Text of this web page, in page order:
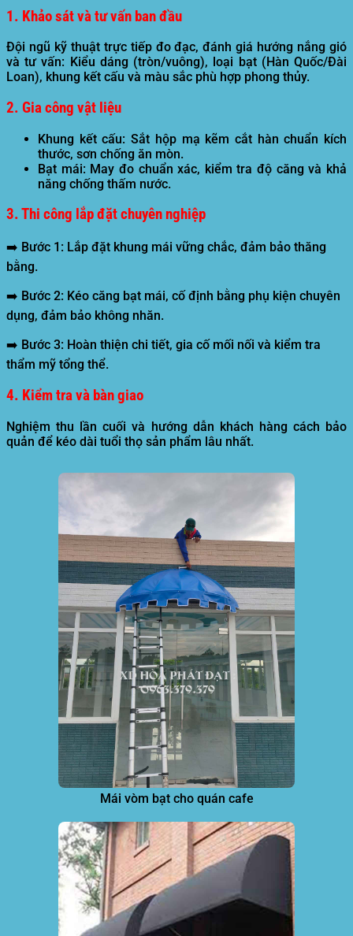
1. Khảo sát và tư vấn ban đầu
Đội ngũ kỹ thuật trực tiếp đo đạc, đánh giá hướng nắng gió
và tư vấn: Kiểu dáng (tròn/vuông), loại bạt (Hàn Quốc/Đài
Loan), khung kết cấu và màu sắc phù hợp phong thủy.
2. Gia công vật liệu
Khung kết cấu: Sắt hộp mạ kẽm cắt hàn chuẩn kích
thước, sơn chống ăn mòn.
Bạt mái: May đo chuẩn xác, kiểm tra độ căng và khả
năng chống thấm nước.
3. Thi công lắp đặt chuyên nghiệp
➡️ Bước 1: Lắp đặt khung mái vững chắc, đảm bảo thăng
bằng.
➡️ Bước 2: Kéo căng bạt mái, cố định bằng phụ kiện chuyên
dụng, đảm bảo không nhăn.
➡️ Bước 3: Hoàn thiện chi tiết, gia cố mối nối và kiểm tra
thẩm mỹ tổng thể.
4. Kiểm tra và bàn giao
Nghiệm thu lần cuối và hướng dẫn khách hàng cách bảo
quản để kéo dài tuổi thọ sản phẩm lâu nhất.
Mái vòm bạt cho quán cafe